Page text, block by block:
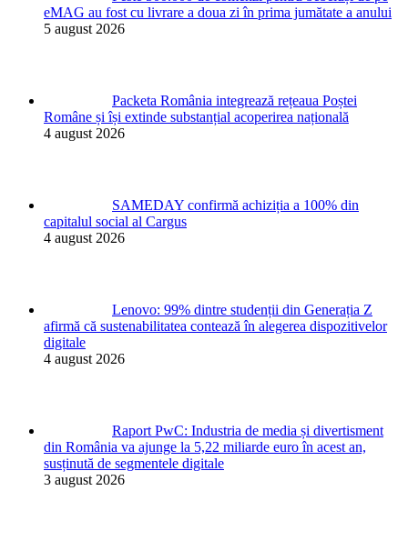
eMAG au fost cu livrare a doua zi în prima jumătate a anului
5 august 2026
Packeta România integrează rețeaua Poștei
Române și își extinde substanțial acoperirea națională
4 august 2026
SAMEDAY confirmă achiziția a 100% din
capitalul social al Cargus
4 august 2026
Lenovo: 99% dintre studenții din Generația Z
afirmă că sustenabilitatea contează în alegerea dispozitivelor
digitale
4 august 2026
Raport PwC: Industria de media și divertisment
din România va ajunge la 5,22 miliarde euro în acest an,
susținută de segmentele digitale
3 august 2026